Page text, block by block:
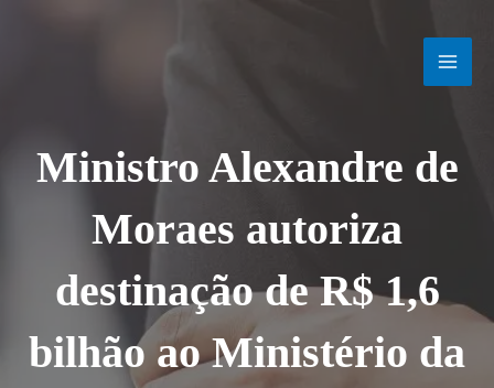
Ministro Alexandre de
Moraes autoriza
destinação de R$ 1,6
bilhão ao Ministério da